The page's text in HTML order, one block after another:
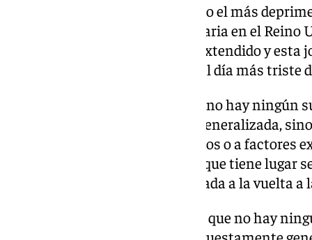
La catalogación de este día como el más
cabo por una campaña publicitaria en el Reino
entonces, este concepto se ha extendido y esta
verdaderamente para muchos el día más triste
La realidad, no obstante, es que no hay
esta emoción supuestamente generalizada,
sugestión de los más convencidos o a factores
fecha enclavada en el invierno, que tiene lugar
de vacaciones y que viene asociada a la vuelta
La realidad, no obstante, es que no hay